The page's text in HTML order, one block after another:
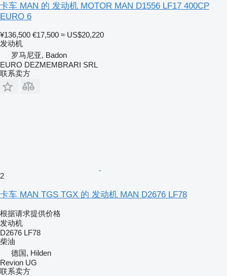
卡车 MAN 的 发动机 MOTOR MAN D1556 LF17 400CP
EURO 6
¥136,500 €17,500 ≈ US$20,220
发动机
罗马尼亚, Badon
EURO DEZMEMBRARI SRL
联系卖方
2
卡车 MAN TGS TGX 的 发动机 MAN D2676 LF78
根据请求提供价格
发动机
D2676 LF78
柴油
德国, Hilden
Revion UG
联系卖方